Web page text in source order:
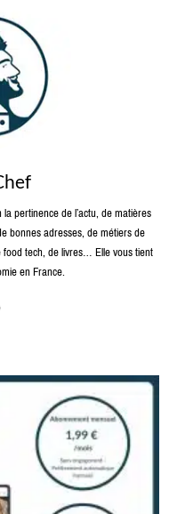
pertinence de l’actu, de matières
bonnes adresses, de métiers de
tech, de livres… Elle vous tient
en France.